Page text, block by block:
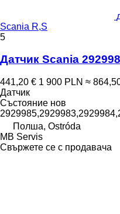
Scania R,S
5
Датчик Scania
441,20 € 1 900 PLN ≈
Датчик
Състояние нов
Полша, Ostróda
MB Servis
Свържете се с продавача